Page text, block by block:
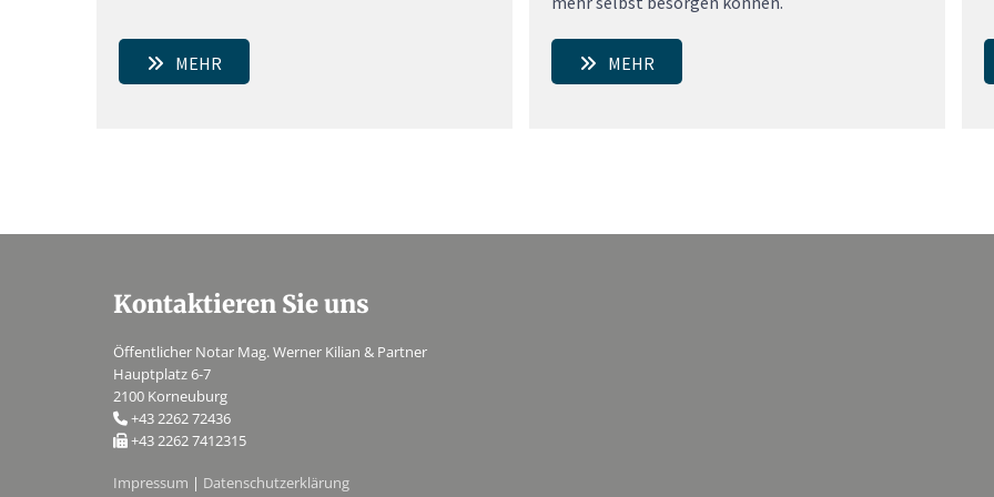
MEHR MEHR
Kontaktieren Sie uns
Öffentlicher Notar Mag. Werner Kilian & Partner
Hauptplatz 6-7
2100 Korneuburg
 +43 2262 72436
 +43 2262 7412315
Impressum | Datenschutzerklärung